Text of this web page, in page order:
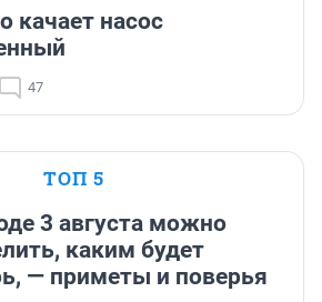
качает насос
47
ТОП 5
3 августа можно
каким будет
— приметы и поверья